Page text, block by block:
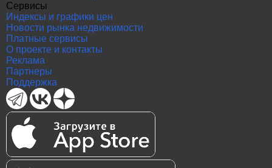
Сервисы
Индексы и графики цен
Новости рынка недвижимости
Платные сервисы
О проекте и контакты
Реклама
Партнеры
Поддержка